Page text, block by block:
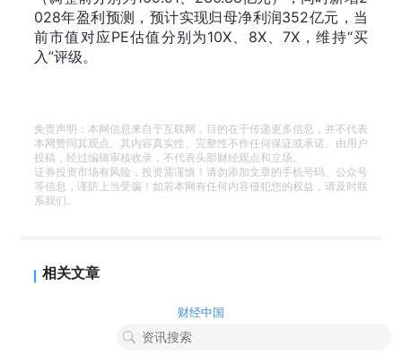
028年盈利预测，预计实现归母净利润352亿元，当
前市值对应PE估值分别为10X、8X、7X，维持“买
入”评级。
免责声明：本网信息来自于互联网，目的在于传递更多信息，并不代表
本网赞同其观点。其内容真实性、完整性不作任何保证或承诺。由用户
投稿，经过编辑审核收录，不代表头部财经观点和立场。
证券投资市场有风险，投资需谨慎！请勿添加文章的手机号码、公众号
等信息，谨防上当受骗！如若本网有任何内容侵犯您的权益，请及时联
系我们。
相关文章
财经中国